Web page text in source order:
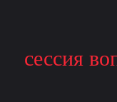
сессия